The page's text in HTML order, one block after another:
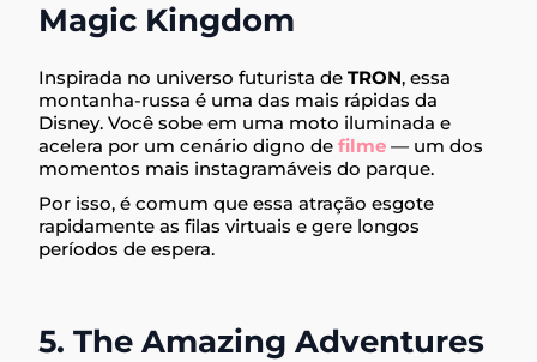
Magic Kingdom
Inspirada no universo futurista deTRON, essa
montanha-russa é uma das mais rápidas da
Disney. Você sobe em uma moto iluminada e
acelera por um cenário digno defilme— um dos
momentos mais instagramáveis do parque.
Por isso, é comum que essa atração esgote
rapidamente as filas virtuais e gere longos
períodos de espera.
5. The Amazing Adventures